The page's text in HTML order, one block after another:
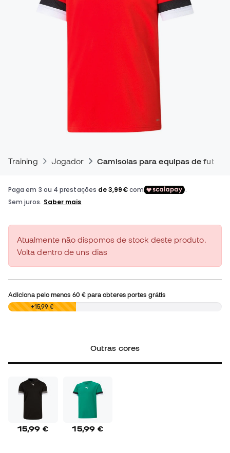
Training Jogador Camisolas para equipas de
Atualmente não dispomos de stock deste produto.
Volta dentro de uns dias
Adiciona pelo menos 60 €para obteres portes grátis
0,00 € +15,99 €
Outras cores
15,99 € 15,99 €